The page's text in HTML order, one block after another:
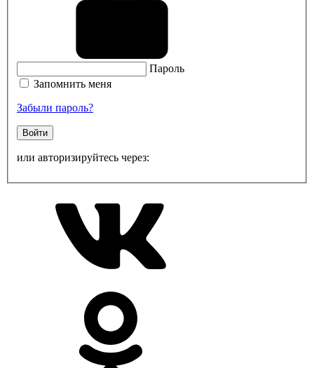
Пароль
Запомнить меня
Забыли пароль?
Войти
или авторизируйтесь через: